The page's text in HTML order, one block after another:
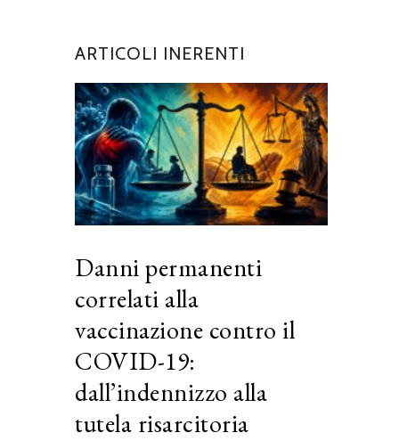
ARTICOLI INERENTI
Danni permanenti
correlati alla
vaccinazione contro il
COVID-19:
dall’indennizzo alla
tutela risarcitoria